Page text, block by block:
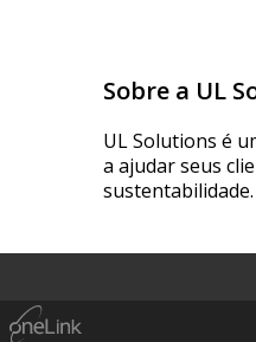
Sobre a UL
UL Solutions é
a ajudar seus